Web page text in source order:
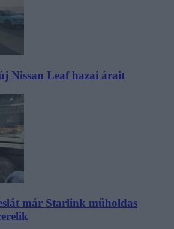
Nissan Leaf hazai árait
már Starlink műholdas